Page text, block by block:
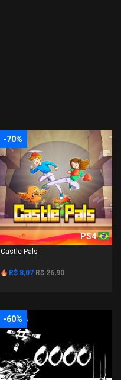
-70%
PS4
Castle Pals
R$ 8,07 R$ 26,90
-60%